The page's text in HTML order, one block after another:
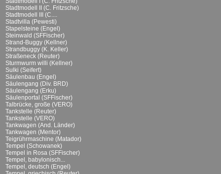
Stadtmodell II (C. Fritzsche)
Stadtmodell III (C....
Stadtvilla (Pewesti)
Stapelsteine (Engel)
Steinwald (SFFischer)
Strand-Buggy (Kellner)
Strandbuggy (K. Keller)
Straßeneck (Reuter)
Sturmwurm willi (Kellner)
Sulki (Seifert)
Säulenbau (Engel)
Säulengang (Div. BRD)
Säulengang (Erku)
Säulenportal (SFFischer)
Talbrücke, große (VERO)
Tankstelle (Reuter)
Tankstelle (VERO)
Tankwagen (And. Länder)
Tankwagen (Mentor)
Teigrührmaschine (Matador)
Tempel (Schowanek)
Tempel in Rosa (SFFischer)
Tempel, babylonisch...
Tempel, deutsch (Engel)